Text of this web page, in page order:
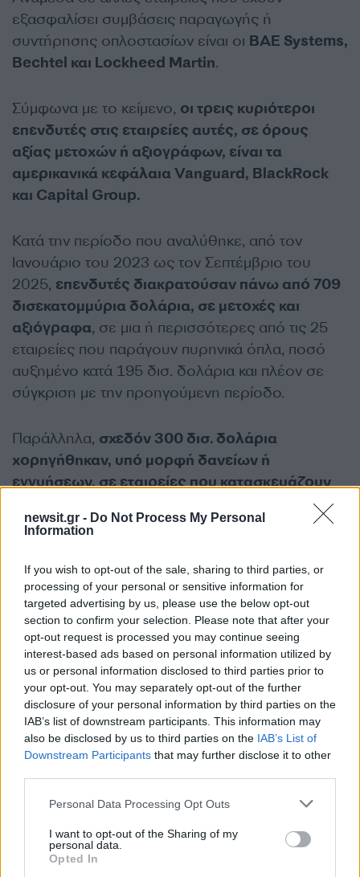
newsit.gr - Do Not Process My Personal
Information
If you wish to opt-out of the sale, sharing to third parties, or
processing of your personal or sensitive information for
targeted advertising by us, please use the below opt-out
section to confirm your selection. Please note that after your
opt-out request is processed you may continue seeing
interest-based ads based on personal information utilized by
us or personal information disclosed to third parties prior to
your opt-out. You may separately opt-out of the further
disclosure of your personal information by third parties on the
IAB’s list of downstream participants. This information may
also be disclosed by us to third parties on the IAB’s List of
Downstream Participants that may further disclose it to other
Please note that this website/app uses one or more Google
not limited to your visit or usage behaviour. You may click to
grant or deny consent to Google and its third-party tags to
use your data for below specified purposes in below Google
Personal Data Processing Opt Outs
I want to opt-out of the Sharing of my
personal data.
Opted In
εξασφαλίσει συμβάσεις παραγωγής ή
συντήρησης οπλοστασίων είναι οι BAE Systems,
Bechtel και Lockheed Martin.
Σύμφωνα με το κείμενο, οι τρεις κυριότεροι
επενδυτές στις εταιρείες αυτές, σε όρους
αξίας μετοχών ή αξιογράφων, είναι τα
αμερικανικά κεφάλαια Vanguard, BlackRock
και Capital Group.
Κατά την περίοδο που αναλύθηκε, από τον
Ιανουάριο του 2023 ως τον Σεπτέμβριο του
2025, επενδυτές διακρατούσαν πάνω από 709
δισεκατομμύρια δολάρια, σε μετοχές και
αξιόγραφα, σε μια ή περισσότερες από τις 25
εταιρείες που παράγουν πυρηνικά όπλα, ποσό
αυξημένο κατά 195 δισ. δολάρια και πλέον σε
σύγκριση με την προηγούμενη περίοδο.
Παράλληλα, σχεδόν 300 δισ. δολάρια
χορηγήθηκαν, υπό μορφή δανείων ή
εγγυήσεων, σε εταιρείες που κατασκευάζουν
-πρόκειται για ποσό αυξημένο
κατά σχεδόν 30 δισ. δολάρια σε σύγκριση με την
ΔΙΑΦΗΜΙΣΗ